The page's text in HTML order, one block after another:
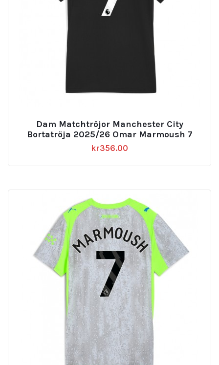
Dam Matchtröjor Manchester City
Bortatröja 2025/26 Omar Marmoush 7
kr356.00